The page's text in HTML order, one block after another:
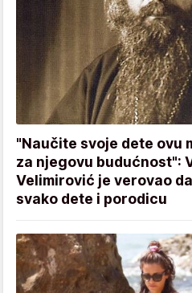
"Naučite svoje dete ovu
za njegovu budućnost":
Velimirović je verovao
svako dete i porodicu